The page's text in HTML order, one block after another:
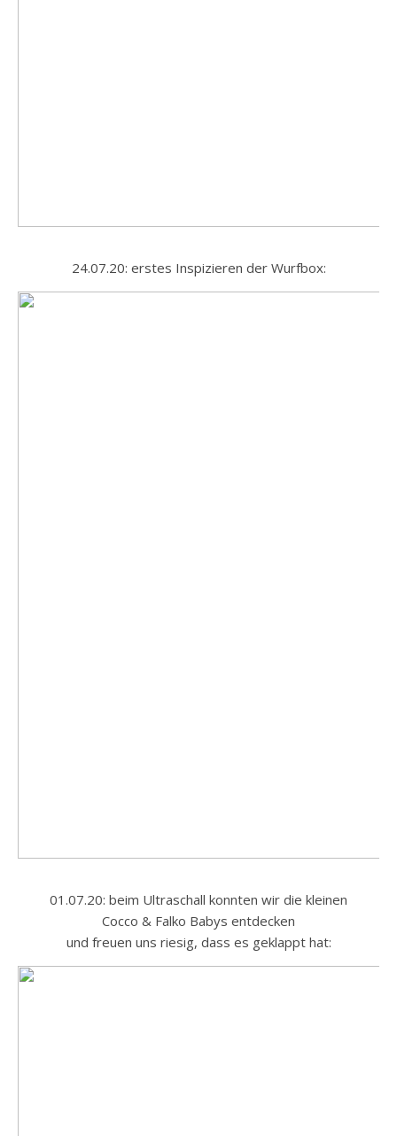
24.07.20: erstes Inspizieren der Wurfbox:
01.07.20: beim Ultraschall konnten wir die kleinen
Cocco & Falko Babys entdecken
und freuen uns riesig, dass es geklappt hat: